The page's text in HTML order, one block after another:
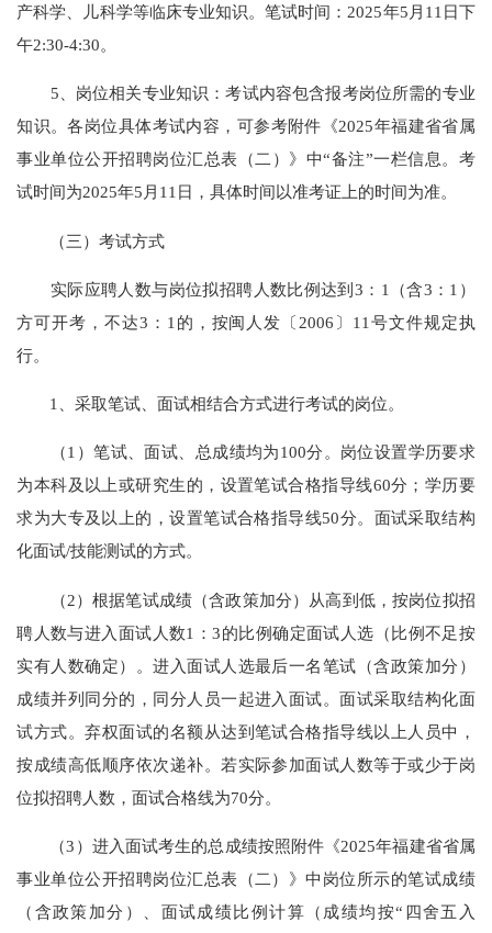
产科学、儿科学等临床专业知识。笔试时间：2025年5月11日下
午2:30-4:30。
5、岗位相关专业知识：考试内容包含报考岗位所需的专业
知识。各岗位具体考试内容，可参考附件《2025年福建省省属
事业单位公开招聘岗位汇总表（二）》中“备注”一栏信息。考
试时间为2025年5月11日，具体时间以准考证上的时间为准。
（三）考试方式
实际应聘人数与岗位拟招聘人数比例达到3：1（含3：1）
方可开考，不达3：1的，按闽人发〔2006〕11号文件规定执
行。
1、采取笔试、面试相结合方式进行考试的岗位。
（1）笔试、面试、总成绩均为100分。岗位设置学历要求
为本科及以上或研究生的，设置笔试合格指导线60分；学历要
求为大专及以上的，设置笔试合格指导线50分。面试采取结构
化面试/技能测试的方式。
（2）根据笔试成绩（含政策加分）从高到低，按岗位拟招
聘人数与进入面试人数1：3的比例确定面试人选（比例不足按
实有人数确定）。进入面试人选最后一名笔试（含政策加分）
成绩并列同分的，同分人员一起进入面试。面试采取结构化面
试方式。弃权面试的名额从达到笔试合格指导线以上人员中，
按成绩高低顺序依次递补。若实际参加面试人数等于或少于岗
位拟招聘人数，面试合格线为70分。
（3）进入面试考生的总成绩按照附件《2025年福建省省属
事业单位公开招聘岗位汇总表（二）》中岗位所示的笔试成绩
（含政策加分）、面试成绩比例计算（成绩均按“四舍五入